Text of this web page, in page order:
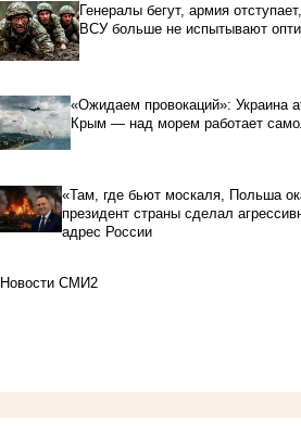
Генералы бегут, армия
ВСУ больше не испытывают
«Ожидаем провокаций»: Украина
Крым — над морем работает
«Там, где бьют москаля, Польша
президент страны сделал
адрес России
Новости СМИ2